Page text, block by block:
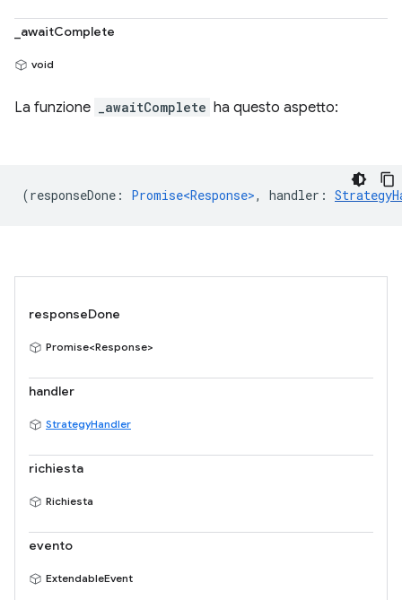
_awaitComplete
void
La funzione _awaitComplete ha questo aspetto:
(responseDone : Promise<Response>, handler :
responseDone
Promise<Response>
handler
StrategyHandler
richiesta
Richiesta
evento
ExtendableEvent